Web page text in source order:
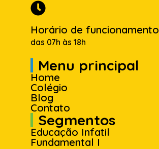
Horário de funcionamento
das 07h às 18h
Menu principal
Home
Colégio
Blog
Contato
Segmentos
Educação Infatil
Fundamental I